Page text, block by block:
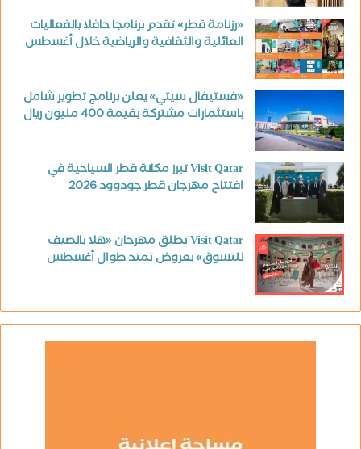
«رزنامة قطر» تقدم برنامجا حافلا بالفعاليات
العائلية والثقافية والرياضية خلال أغسطس
«فستيفال سيتي» يعلن برنامج تطوير شامل
باستثمارات مشتركة بقيمة 400 مليون ريال
Visit Qatar تبرز مكانة قطر السياحية في
افتتاح مهرجان قطر جودوود 2026
Visit Qatar تطلق مهرجان «هلا بالصيف
للتسوق» بعروض تمتد طوال أغسطس